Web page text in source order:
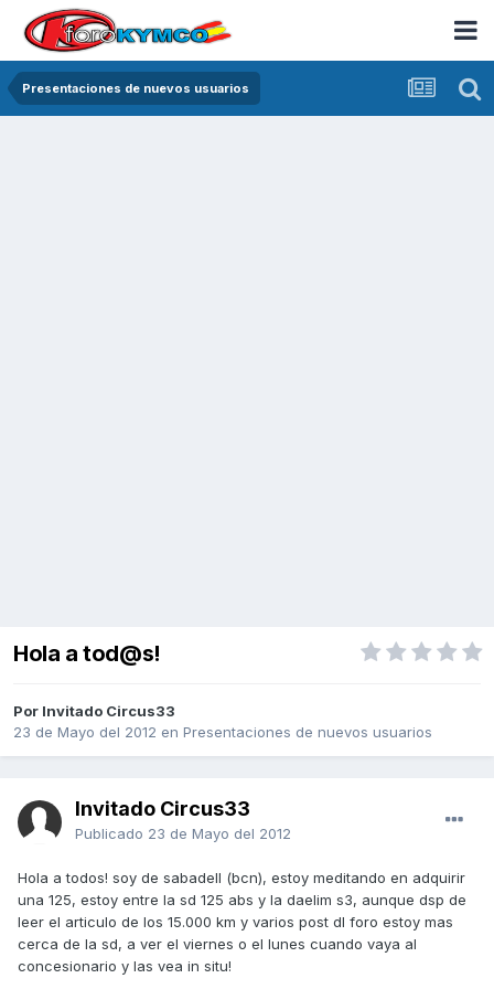
Presentaciones de nuevos usuarios
Hola a tod@s!
Por Invitado Circus33
23 de Mayo del 2012 en Presentaciones de nuevos usuarios
Invitado Circus33
Publicado 23 de Mayo del 2012
Hola a todos! soy de sabadell (bcn), estoy meditando en adquirir
una 125, estoy entre la sd 125 abs y la daelim s3, aunque dsp de
leer el articulo de los 15.000 km y varios post dl foro estoy mas
cerca de la sd, a ver el viernes o el lunes cuando vaya al
concesionario y las vea in situ!